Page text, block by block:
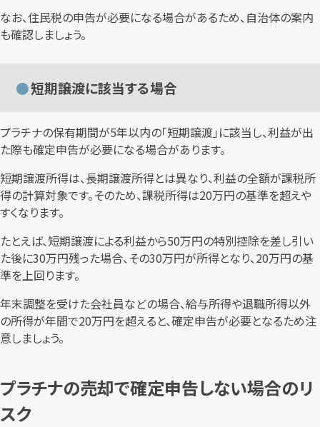
なお、住民税の申告が必要になる場合があるため、自治体の案内
も確認しましょう。
短期譲渡に該当する場合
プラチナの保有期間が5年以内の「短期譲渡」に該当し、利益が出
た際も確定申告が必要になる場合があります。
短期譲渡所得は、長期譲渡所得とは異なり、利益の全額が課税所
得の計算対象です。そのため、課税所得は20万円の基準を超えや
すくなります。
たとえば、短期譲渡による利益から50万円の特別控除を差し引い
た後に30万円残った場合、その30万円が所得となり、20万円の基
準を上回ります。
年末調整を受けた会社員などの場合、給与所得や退職所得以外
の所得が年間で20万円を超えると、確定申告が必要となるため注
意しましょう。
プラチナの売却で確定申告しない場合のリ
スク